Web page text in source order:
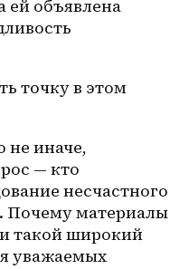
ей объявлена
точку в этом
не иначе,
— кто
несчастного
Почему материалы
такой широкий
уважаемых